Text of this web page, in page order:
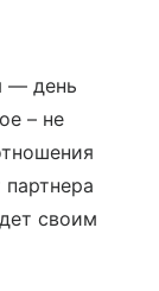
— день
– не
своим